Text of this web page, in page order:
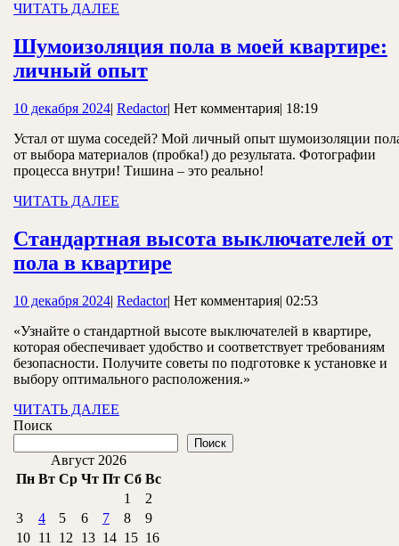
ЧИТАТЬ ДАЛЕЕ
Шумоизоляция пола в моей квартире:
личный опытШумоизоляция
в
моей
квартире:
10 декабря 202410
2024
| RedactorRedactor
| Нет комментария| 18:19
Устал от шума соседей? Мой личный опыт шумоизоляции
от выбора материалов (пробка!) до результата. Фотографии
процесса внутри! Тишина – это реально!
ЧИТАТЬ ДАЛЕЕ
Стандартная высота выключателей от
пола в квартире
выключателей
от
пола
в
10 декабря 202410
2024
| RedactorRedactor
| Нет комментария| 02:53
«Узнайте о стандартной высоте выключателей в квартире,
которая обеспечивает удобство и соответствует требованиям
безопасности. Получите советы по подготовке к установке и
выбору оптимального расположения.»
ЧИТАТЬ ДАЛЕЕ
Поиск
Поиск
Август 2026
Пн Вт Ср Чт Пт Сб Вс
1
2
3
4 5 6 7 8
9
10 11 12 13 14 15 16